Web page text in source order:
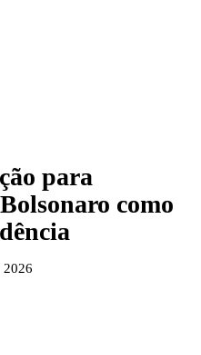
para
como
2026